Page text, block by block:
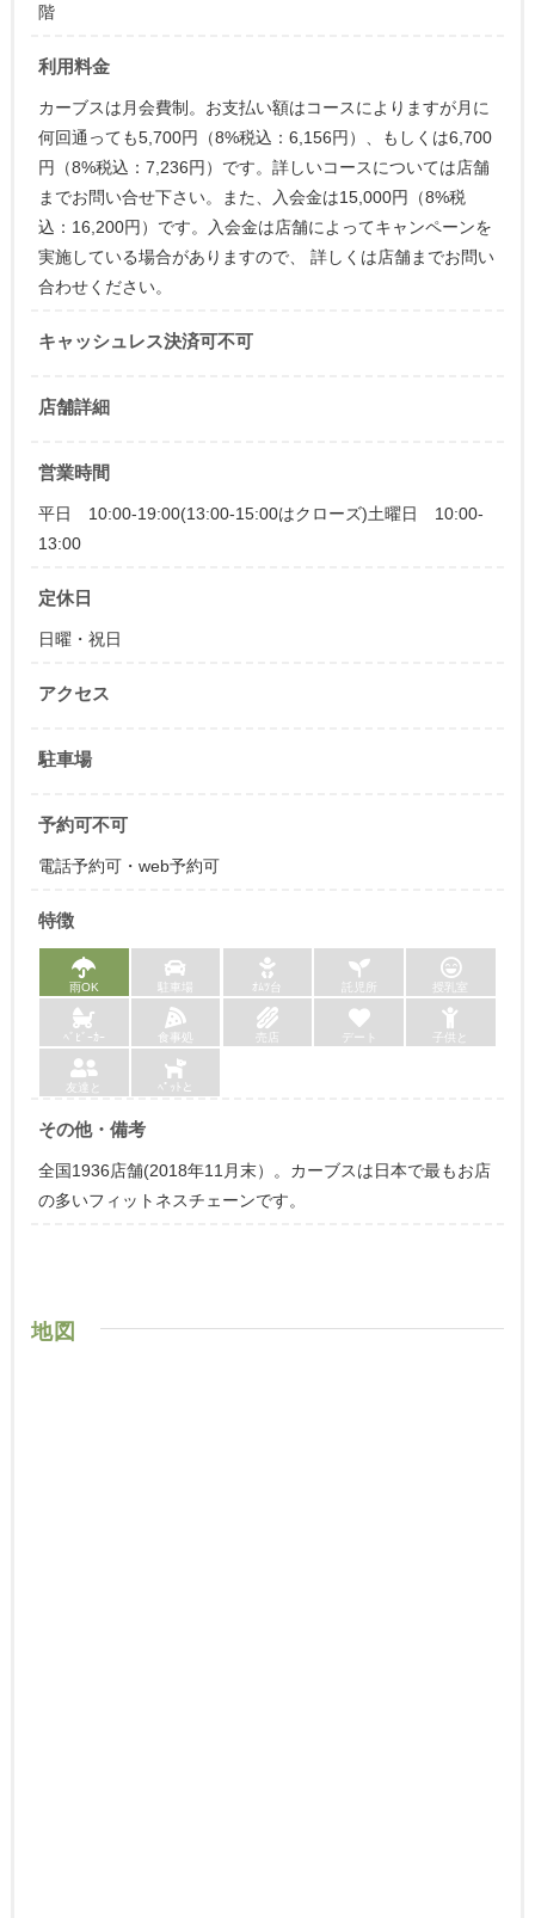
階
利用料金
カーブスは月会費制。お支払い額はコースによりますが月に
何回通っても5,700円（8%税込：6,156円）、もしくは6,700
円（8%税込：7,236円）です。詳しいコースについては店舗
までお問い合せ下さい。また、入会金は15,000円（8%税
込：16,200円）です。入会金は店舗によってキャンペーンを
実施している場合がありますので、 詳しくは店舗までお問い
合わせください。
キャッシュレス決済可不可
店舗詳細
営業時間
平日 10:00-19:00(13:00-15:00はクローズ)土曜日 10:00-
13:00
定休日
日曜・祝日
アクセス
駐車場
予約可不可
電話予約可・web予約可
特徴
雨OK 駐車場 ｵﾑﾂ台 託児所 授乳室
ﾍﾞﾋﾞｰｶｰ 食事処 売店 デート 子供と
友達と ﾍﾟｯﾄと
その他・備考
全国1936店舗(2018年11月末）。カーブスは日本で最もお店
の多いフィットネスチェーンです。
地図